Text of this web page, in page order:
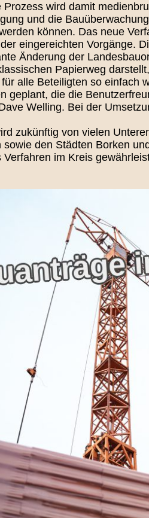
Prozess wird damit
und die
können. Das neue
eingereichten Vorgänge.
Änderung der
Papierweg
alle Beteiligten so einfach
geplant, die die
Welling. Bei der
zukünftig von vielen
sowie den Städten Borken
Verfahren im Kreis